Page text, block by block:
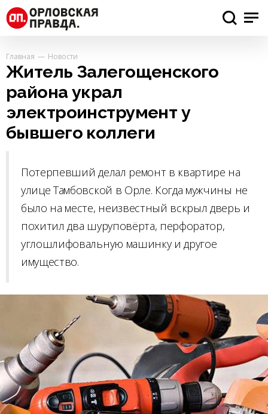
Главная Новости
Житель Залегощенского
района украл
электроинструмент у
бывшего коллеги
Потерпевший делал ремонт в квартире на
улице Тамбовской в Орле. Когда мужчины не
было на месте, неизвестный вскрыл дверь и
похитил два шуруповёрта, перфоратор,
углошлифовальную машинку и другое
имущество.